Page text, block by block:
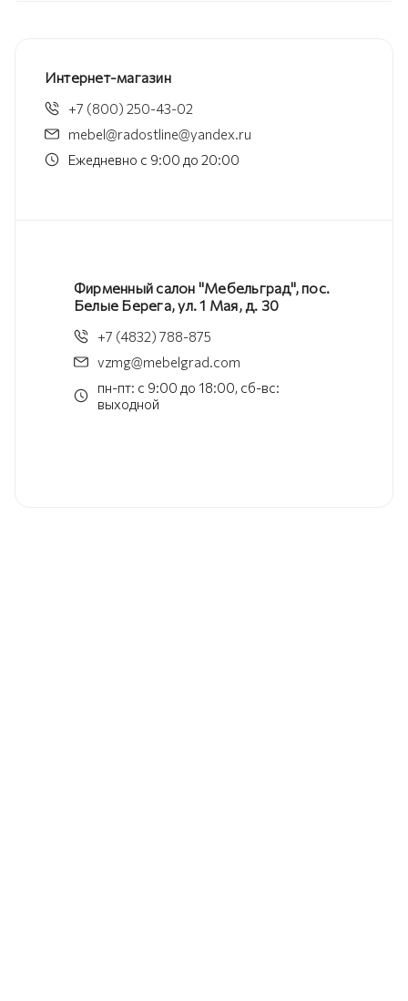
Интернет-магазин
+7 (800) 250-43-02
mebel@radostline@yandex.ru
Ежедневно с 9:00 до 20:00
Фирменный салон "Мебельград", пос.
Белые Берега, ул. 1 Мая, д. 30
+7 (4832) 788-875
vzmg@mebelgrad.com
пн-пт: с 9:00 до 18:00, сб-вс:
выходной